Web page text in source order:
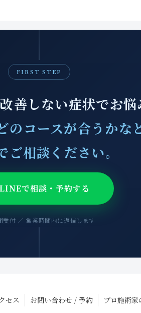
FIRST STEP
善しない症状でお悩
のコースが合うかな
相談ください。
LINEで相談・予約する
受付 ／ 営業時間内に返信します
セス お問い合わせ / 予約 プロ施術家